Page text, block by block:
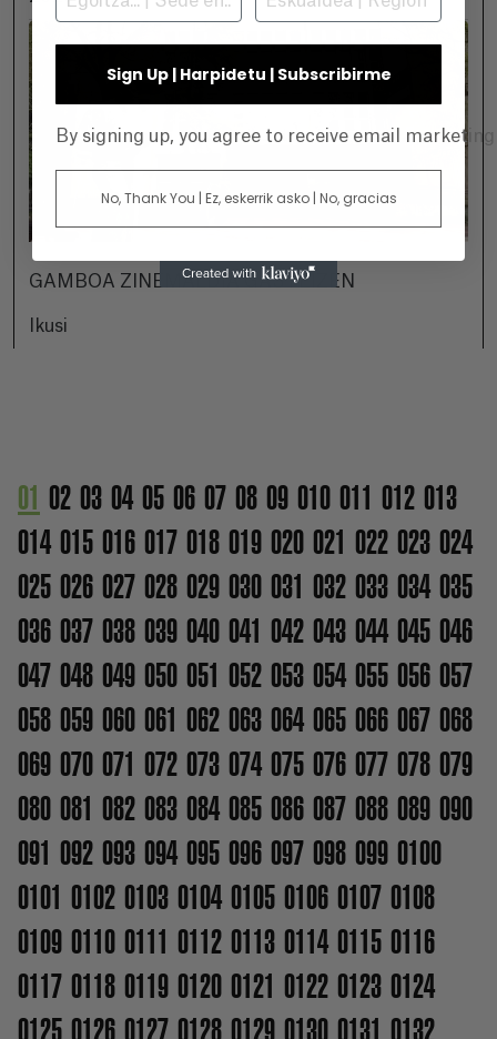
GAMBOA ZINEMALDIA GASTEIZEN
Ikusi
01 02 03 04 05 06 07 08 09 010 011 012 013
014 015 016 017 018 019 020 021 022 023 024
025 026 027 028 029 030 031 032 033 034 035
036 037 038 039 040 041 042 043 044 045 046
047 048 049 050 051 052 053 054 055 056 057
058 059 060 061 062 063 064 065 066 067 068
069 070 071 072 073 074 075 076 077 078 079
080 081 082 083 084 085 086 087 088 089 090
091 092 093 094 095 096 097 098 099 0100
0101 0102 0103 0104 0105 0106 0107 0108
0109 0110 0111 0112 0113 0114 0115 0116
0117 0118 0119 0120 0121 0122 0123 0124
0125 0126 0127 0128 0129 0130 0131 0132
Sign Up | Harpidetu | Subscribirme
By signing up, you agree to receive email
No, Thank You | Ez, eskerrik asko | No, gracias